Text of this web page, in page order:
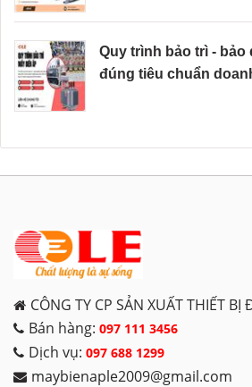
Quy trình bảo trì -
đúng tiêu chuẩn
CÔNG TY CP SẢN XUẤT THIẾT BỊ
Bán hàng: 097 111 3456
Dịch vụ: 097 688 1299
maybienaple2009@gmail.com